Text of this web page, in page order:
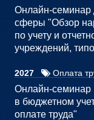
Онлайн-семинар
сферы "Обзор
по учету и
учреждений,
2027 Оплата
Онлайн-
в бюджетном
оплате труда"